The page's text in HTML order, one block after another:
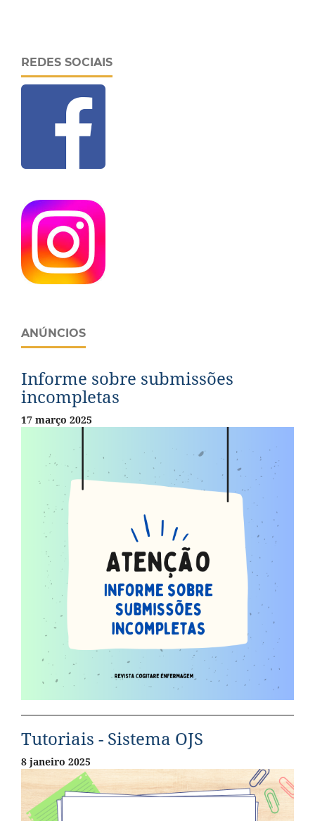
REDES SOCIAIS
ANÚNCIOS
Informe sobre submissões
incompletas
17 março 2025
Tutoriais - Sistema OJS
8 janeiro 2025